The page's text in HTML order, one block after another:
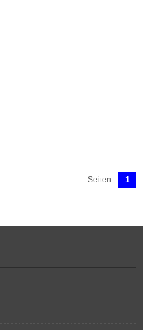
Seiten: 1